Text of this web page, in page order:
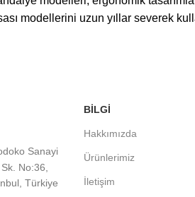
modellerini uzun yıllar severek
Sanayi
No:36,
Türkiye
BİLGİ
Hakkımızda
Ürünlerimiz
İletişim